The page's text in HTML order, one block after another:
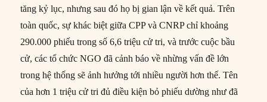
tăng kỷ lục, nhưng sau đó họ bị gian lận về kết quả. Trên
toàn quốc, sự khác biệt giữa CPP và CNRP chỉ khoảng
290.000 phiếu trong số 6,6 triệu cử tri, và trước cuộc bầu
cử, các tổ chức NGO đã cảnh báo về nhừng vấn đề lớn
trong hệ thống sẽ ảnh hưởng tới nhiều người hơn thế. Tên
của hơn 1 triệu cử tri đủ điều kiện bỏ phiếu dường như đã